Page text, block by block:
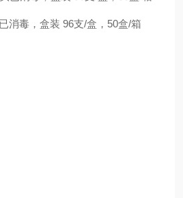
消毒，盒装 96支/盒，50盒/箱